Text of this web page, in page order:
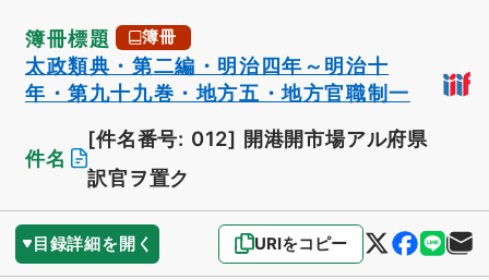
簿冊標題 簿冊
太政類典・第二編・明治四年～明治十
年・第九十九巻・地方五・地方官職制一
件名
[件名番号: 012] 開港開市場アル府県
訳官ヲ置ク
目録詳細を開く URIをコピー